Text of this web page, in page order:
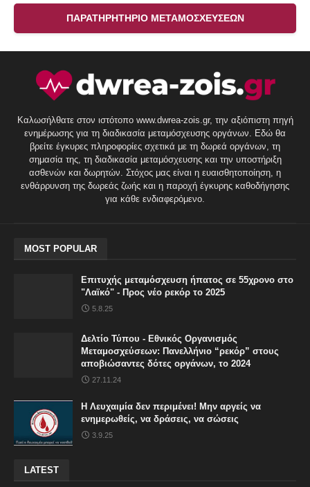
ΠΑΡΑΤΗΡΗΤΗΡΙΟ ΜΕΤΑΜΟΣΧΕΥΣΕΩΝ
Καλωσήλθατε στον ιστότοπο www.dwrea-zois.gr, την αξιόπιστη πηγή
ενημέρωσης για τη διαδικασία μεταμόσχευσης οργάνων. Εδώ θα
βρείτε έγκυρες πληροφορίες σχετικά με τη δωρεά οργάνων, τη
σημασία της, τη διαδικασία μεταμόσχευσης και την υποστήριξη
ασθενών και δωρητών. Στόχος μας είναι η ευαισθητοποίηση, η
ενθάρρυνση της δωρεάς ζωής και η παροχή έγκυρης καθοδήγησης
για κάθε ενδιαφερόμενο.
MOST POPULAR
Επιτυχής μεταμόσχευση ήπατος σε 55χρονο στο
"Λαϊκό" - Προς νέο ρεκόρ το 2025
5.8.25
Δελτίο Τύπου - Εθνικός Οργανισμός
Μεταμοσχεύσεων: Πανελλήνιο “ρεκόρ” στους
αποβιώσαντες δότες οργάνων, το 2024
27.11.24
Η Λευχαιμία δεν περιμένει! Μην αργείς να
ενημερωθείς, να δράσεις, να σώσεις
3.9.25
LATEST